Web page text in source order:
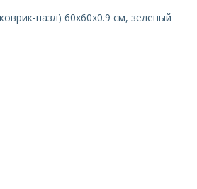
пазл) 60х60x0.9 см, зеленый